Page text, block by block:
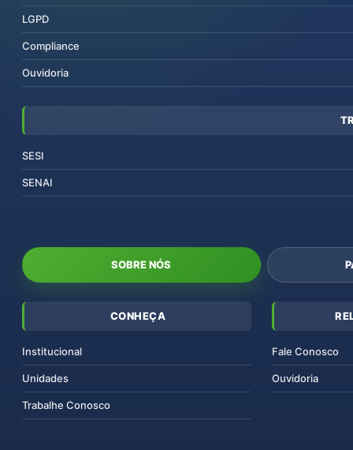
LGPD
Compliance
Ouvidoria
SESI
SENAI
SOBRE NÓS
CONHEÇA
Institucional
Unidades
Trabalhe Conosco
Fale Conosco
Ouvidoria